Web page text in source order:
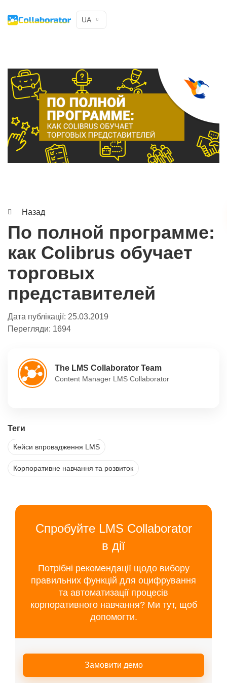
UA
Назад
По полной программе:
как Colibrus обучает
торговых
представителей
Дата публікації: 25.03.2019
Перегляди: 1694
The LMS Collaborator Team
Content Manager LMS Collaborator
Теги
Кейси впровадження LMS
Корпоративне навчання та розвиток
Спробуйте LMS Collaborator
в дії
Потрібні рекомендації щодо вибору
правильних функцій для оцифрування
та автоматизації процесів
корпоративного навчання? Ми тут, щоб
допомогти.
Замовити демо